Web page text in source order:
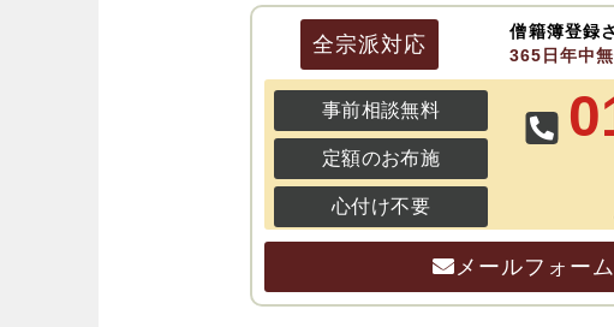
全宗派対応
僧籍簿登録
365日年中無
事前相談無料
定額のお布施
心付け不要
メールフォー